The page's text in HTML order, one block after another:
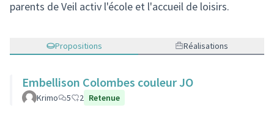
parents de Veil activ l'école et l'accueil de loisirs.
Propositions Réalisations
Embellison Colombes couleur JO
Krimo 5 2 Retenue